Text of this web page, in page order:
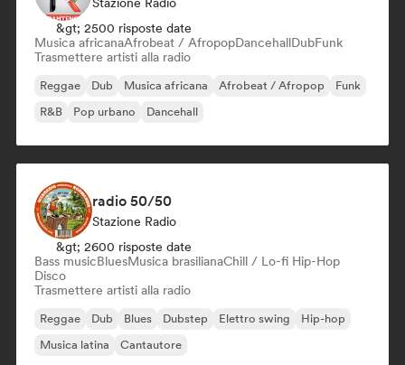
&gt; 2500 risposte date
Musica africanaAfrobeat / AfropopDancehallDubFunk
Trasmettere artisti alla radio
Reggae Dub Musica africana Afrobeat / Afropop
Funk
R&B
Pop urbano Dancehall
radio 50/50
Stazione Radio
&gt; 2600 risposte date
Bass musicBluesMusica brasilianaChill / Lo-fi Hip-Hop
Disco
Trasmettere artisti alla radio
Reggae Dub Blues Dubstep Elettro swing
Hip-hop
Musica latina
Cantautore